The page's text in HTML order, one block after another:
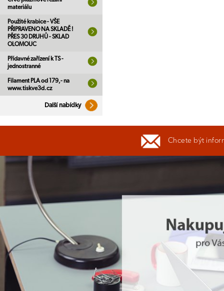
materiálu
Použité krabice - VŠE
PŘIPRAVENO NA SKLADĚ !
PŘES 30 DRUHŮ - SKLAD
OLOMOUC
Přídavné zařízení k TS -
jednostranné
Filament PLA od 179,- na
www.tiskve3d.cz
Další nabídky
Chcete být